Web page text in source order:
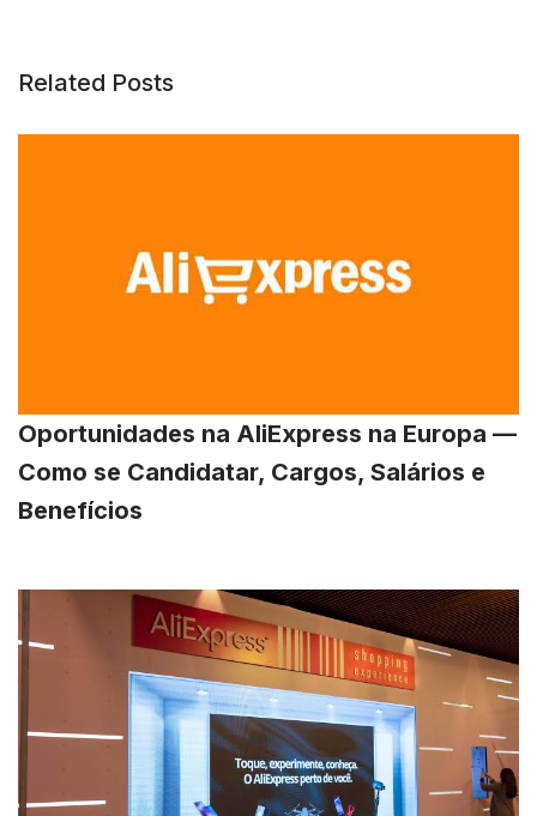
Related Posts
Oportunidades na AliExpress na Europa —
Como se Candidatar, Cargos, Salários e
Benefícios